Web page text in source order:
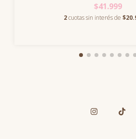
$41.999
2 cuotas sin interés de